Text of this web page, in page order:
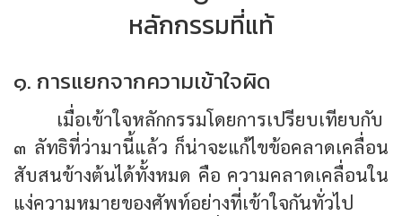
หลักกรรมที่แท้
๑. การแยกจากความเข้าใจผิด
เมื่อเข้าใจหลักกรรมโดยการเปรียบเทียบกับ
๓ ลัทธิที่ว่ามานี้แล้ว ก็น่าจะแก้ไขข้อคลาดเคลื่อน
สับสนข้างต้นได้ทั้งหมด คือ ความคลาดเคลื่อนใน
แง่ความหมายของศัพท์อย่างที่เข้าใจกันทั่วไป